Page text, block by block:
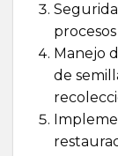
Manejo
de